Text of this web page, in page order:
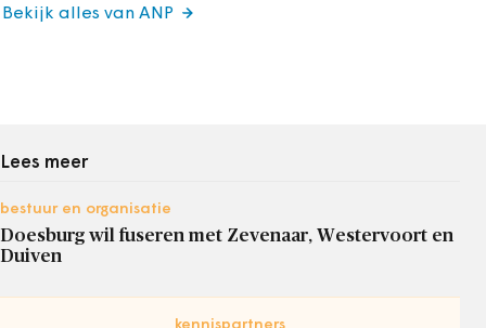
Bekijk alles van ANP
Lees meer
bestuur en organisatie
Doesburg wil fuseren met Zevenaar, Westervoort en
Duiven
kennispartners